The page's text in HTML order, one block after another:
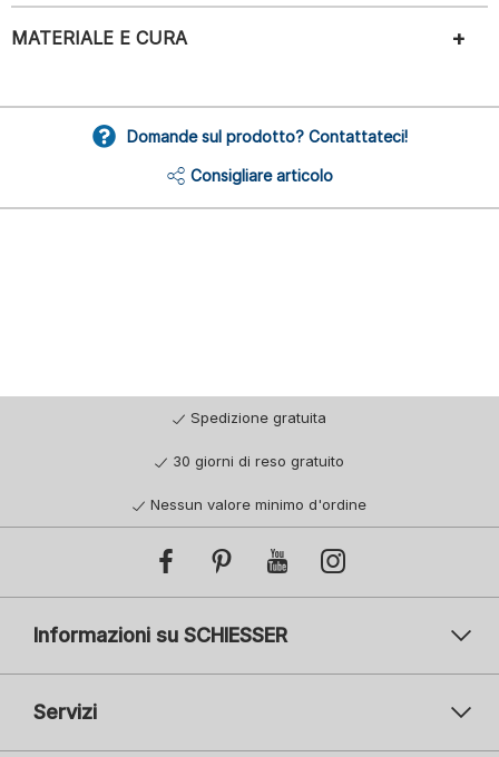
MATERIALE E CURA
Domande sul prodotto? Contattateci!
Consigliare articolo
Spedizione gratuita
30 giorni di reso gratuito
Nessun valore minimo d'ordine
Informazioni su SCHIESSER
Servizi